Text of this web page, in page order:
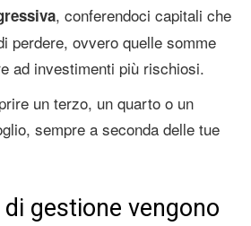
, conferendoci capitali che
perdere, ovvero quelle somme
ad investimenti più rischiosi.
un terzo, un quarto o un
sempre a seconda delle tue
gestione vengono